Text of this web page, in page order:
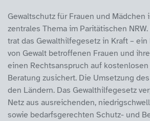
Gewaltschutz für Frauen und Mädchen
zentrales Thema im Paritätischen
trat das Gewalthilfegesetz in Kraft –
von Gewalt betroffenen Frauen und
einen Rechtsanspruch auf
Beratung zusichert. Die Umsetzung
den Ländern. Das Gewalthilfegesetz
Netz aus ausreichenden,
sowie bedarfsgerechten Schutz- und